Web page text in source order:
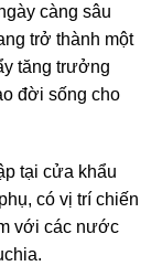
càng sâu
trở thành một
tăng trưởng
đời sống cho
tại cửa khẩu
có vị trí chiến
với các nước